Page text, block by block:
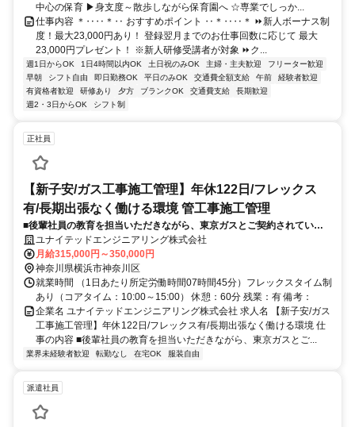
中心の保育 ▶身支度～散歩しながら保育園へ ☆専業でしっか...
仕事内容 ＊‥‥＊‥ おすすめポイント ‥＊‥‥＊ ⏩新人ボーナス制
度！最大23,000円あり！ 登録翌月までのお仕事回数に応じて 最大
23,000円プレゼント！ ※新人研修受講者が対象 ⏩ク...
週1日からOK 1日4時間以内OK 土日祝のみOK 主婦・主夫歓迎
フリーター歓迎
早朝
シフト自由 即日勤務OK 平日のみOK 交通費全額支給 午前
経験者歓迎
有資格者歓迎
研修あり 夕方 ブランクOK 交通費支給
長期歓迎
週2・3日からOK
シフト制
正社員
【新子安/ガス工事施工管理】年休122日/フレックス
有/長期出張なく働ける環境 管工事施工管理
■後輩社員の教育を担当いただきながら、東京ガスとご契約されている
戸建て住宅のガス工事の施工管理をお任せします。エリアは首都圏とな
り、物件規模にもよりますが、年間10～20物件を担当いただきます。
ユナイテッドエンジニアリング株式会社
月給315,000円～350,000円
神奈川県横浜市神奈川区
就業時間 （1日あたり所定労働時間07時間45分）フレックスタイム制
あり（コアタイム：10:00～15:00） 休憩：60分 残業：有 備考：
企業名 ユナイテッドエンジニアリング株式会社 求人名 【新子安/ガス
工事施工管理】年休122日/フレックス有/長期出張なく働ける環境 仕
事の内容 ■後輩社員の教育を担当いただきながら、東京ガスとご...
業界未経験者歓迎 転勤なし 在宅OK 服装自由
派遣社員